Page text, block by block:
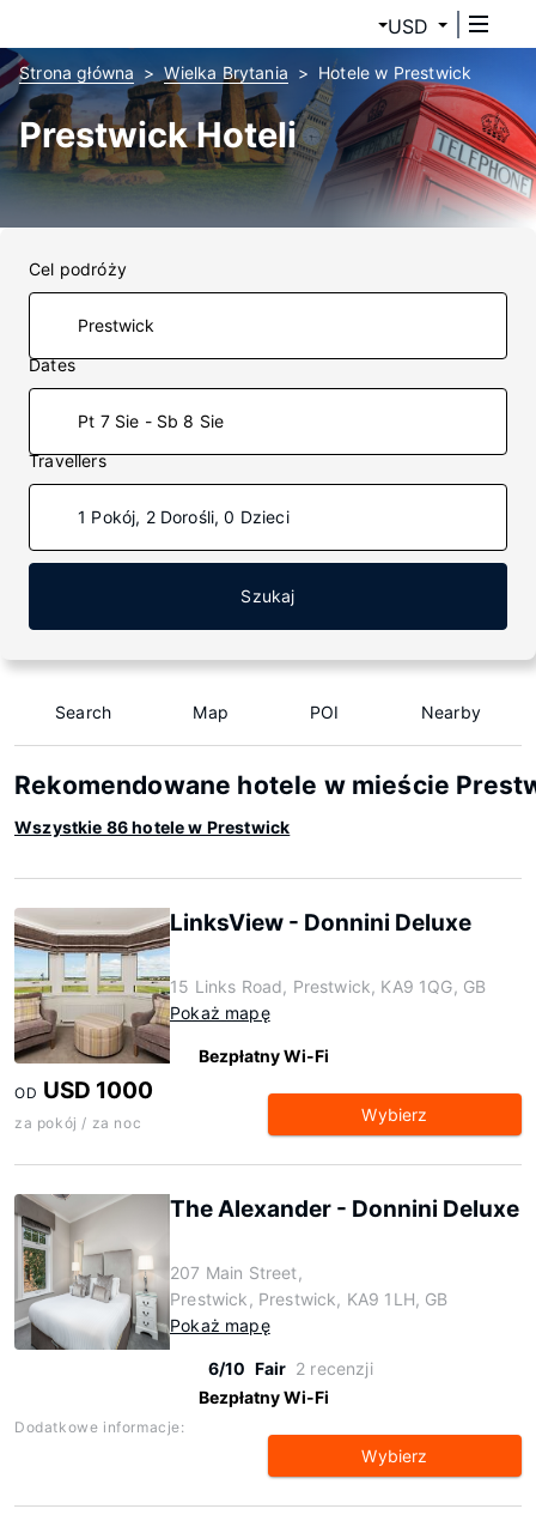
USD
Strona główna Wielka Brytania Hotele w Prestwick
Prestwick Hoteli
Cel podróży
Dates
Pt 7 Sie - Sb 8 Sie
Travellers
1 Pokój, 2 Dorośli, 0 Dzieci
Szukaj
Search Map POI Nearby
Rekomendowane hotele w mieście
Wszystkie 86 hotele w Prestwick
LinksView - Donnini Deluxe
15 Links Road, Prestwick, KA9 1QG, GB
Pokaż mapę
Bezpłatny Wi-Fi
OD USD 1000
za pokój / za noc Wybierz
The Alexander - Donnini Deluxe
207 Main Street,
Prestwick, Prestwick, KA9 1LH, GB
Pokaż mapę
6/10 Fair 2 recenzji
Bezpłatny Wi-Fi
Dodatkowe informacje:
Wybierz